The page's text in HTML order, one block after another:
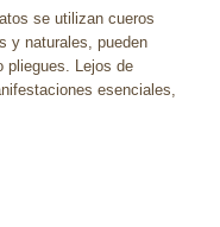
se utilizan cueros
y naturales, pueden
pliegues. Lejos de
esenciales,